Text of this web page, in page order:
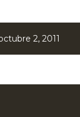
2, 2011